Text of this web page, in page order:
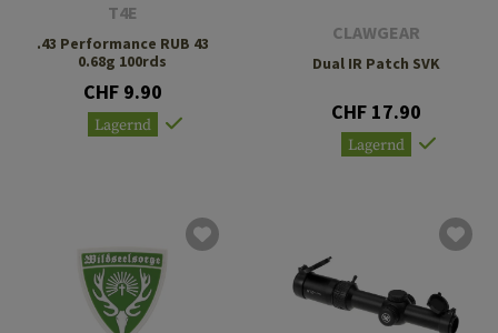
T4E
.43 Performance RUB 43
0.68g 100rds
CHF 9.90
Lagernd
CLAWGEAR
Dual IR Patch SVK
CHF 17.90
Lagernd